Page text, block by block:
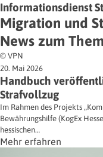
Informationsdienst
Migration und
News zum
© VPN
20. Mai 2026
Handbuch
Strafvollzug
Im Rahmen des Projekts
Bewährungshilfe (KogEx
hessischen…
Mehr erfahren